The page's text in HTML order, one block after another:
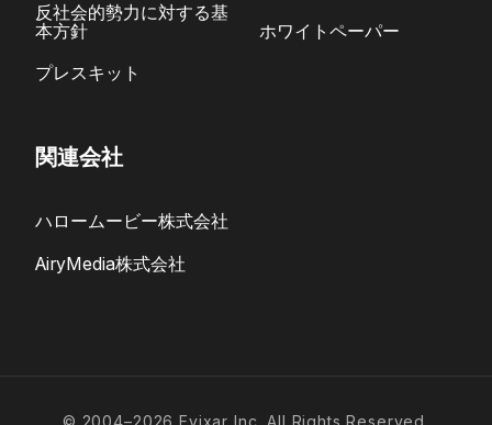
反社会的勢力に対する基
本方針
プレスキット
ホワイトペーパー
関連会社
ハロームービー株式会社
AiryMedia株式会社